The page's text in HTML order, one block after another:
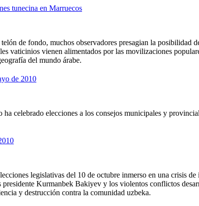
tunecina en Marruecos
de fondo, muchos observadores presagian la posibilidad
vaticinios vienen alimentados por las movilizaciones
del mundo árabe.
de 2010
celebrado elecciones a los consejos municipales y
legislativas del 10 de octubre inmerso en una crisis
Kurmanbek Bakiyev y los violentos conflictos
y destrucción contra la comunidad uzbeka.